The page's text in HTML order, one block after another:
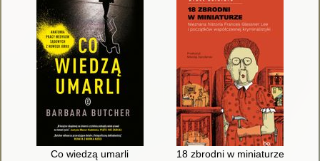
Co wiedzą umarli 18 zbrodni w miniaturze :